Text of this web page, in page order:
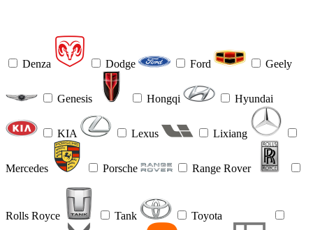
Denza Dodge Ford Geely
Genesis Hongqi Hyundai
KIA Lexus Lixiang
Mercedes Porsche Range Rover
Rolls Royce Tank Toyota